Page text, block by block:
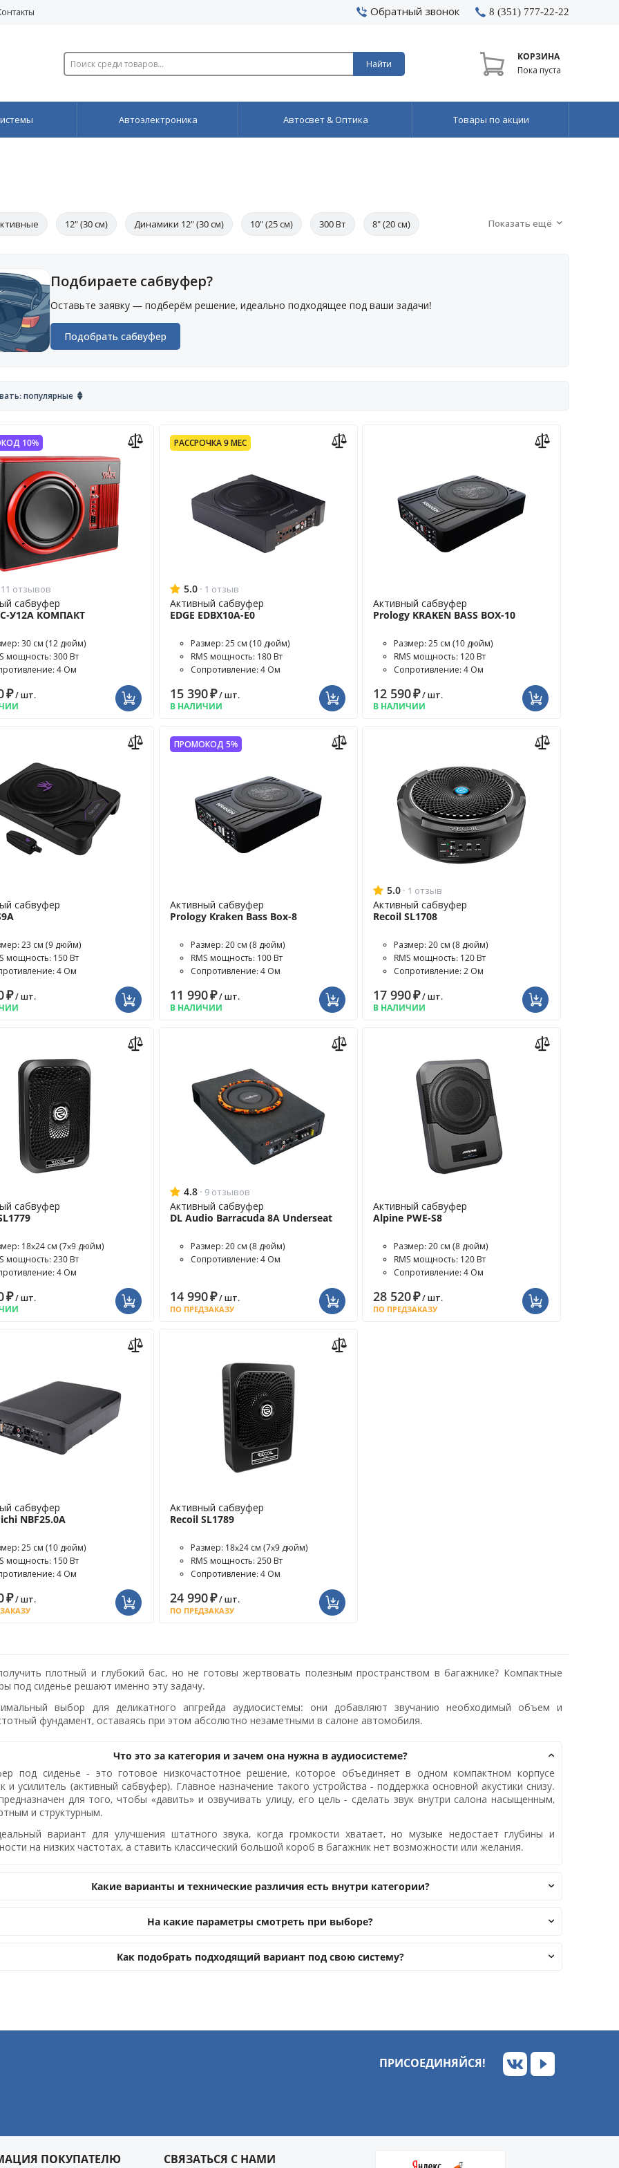
Обратный звонок 8 (351) 777-22-22
Найти
КОРЗИНА
Пока пуста
Автоэлектроника Автосвет & Оптика Товары по акции
12" (30 см) Динамики 12" (30 см) 10" (25 см) 300 Вт 8" (20 см) Показать ещё
Подбираете сабвуфер?
Оставьте заявку — подберём решение, идеально подходящее под ваши задачи!
Подобрать сабвуфер
популярные
10%
11 отзывов
сабвуфер
У12А КОМПАКТ
30 см (12 дюйм)
мощность: 300 Вт
4 Ом
₽/ шт.
РАССРОЧКА 9 МЕС
5.0 · 1 отзыв
Активный сабвуфер
EDGE EDBX10A-E0
Размер: 25 см (10 дюйм)
RMS мощность: 180 Вт
Сопротивление: 4 Ом
15 390₽/ шт.
В НАЛИЧИИ
Активный сабвуфер
Prology KRAKEN BASS BOX-10
Размер: 25 см (10 дюйм)
RMS мощность: 120 Вт
Сопротивление: 4 Ом
12 590₽/ шт.
В НАЛИЧИИ
сабвуфер
23 см (9 дюйм)
мощность: 150 Вт
4 Ом
₽/ шт.
ПРОМОКОД 5%
Активный сабвуфер
Prology Kraken Bass Box-8
Размер: 20 см (8 дюйм)
RMS мощность: 100 Вт
Сопротивление: 4 Ом
11 990₽/ шт.
В НАЛИЧИИ
5.0 · 1 отзыв
Активный сабвуфер
Recoil SL1708
Размер: 20 см (8 дюйм)
RMS мощность: 120 Вт
Сопротивление: 2 Ом
17 990₽/ шт.
В НАЛИЧИИ
сабвуфер
18x24 см (7x9 дюйм)
мощность: 230 Вт
4 Ом
₽/ шт.
4.8 · 9 отзывов
Активный сабвуфер
DL Audio Barracuda 8A Underseat
Размер: 20 см (8 дюйм)
Сопротивление: 4 Ом
14 990₽/ шт.
ПО ПРЕДЗАКАЗУ
Активный сабвуфер
Alpine PWE-S8
Размер: 20 см (8 дюйм)
RMS мощность: 120 Вт
Сопротивление: 4 Ом
28 520₽/ шт.
ПО ПРЕДЗАКАЗУ
сабвуфер
NBF25.0A
25 см (10 дюйм)
мощность: 150 Вт
4 Ом
₽/ шт.
Активный сабвуфер
Recoil SL1789
Размер: 18x24 см (7x9 дюйм)
RMS мощность: 250 Вт
Сопротивление: 4 Ом
24 990₽/ шт.
ПО ПРЕДЗАКАЗУ
плотный и глубокий бас, но не готовы жертвовать полезным пространством в багажнике? Компактные
под сиденье решают именно эту задачу.
выбор для деликатного апгрейда аудиосистемы: они добавляют звучанию необходимый объем и
фундамент, оставаясь при этом абсолютно незаметными в салоне автомобиля.
Что это за категория и зачем она нужна в аудиосистеме?
под сиденье - это готовое низкочастотное решение, которое объединяет в одном компактном корпусе
и усилитель (активный сабвуфер). Главное назначение такого устройства - поддержка основной акустики снизу.
для того, чтобы «давить» и озвучивать улицу, его цель - сделать звук внутри салона насыщенным,
и структурным.
вариант для улучшения штатного звука, когда громкости хватает, но музыке недостает глубины и
на низких частотах, а ставить классический большой короб в багажник нет возможности или желания.
Какие варианты и технические различия есть внутри категории?
На какие параметры смотреть при выборе?
Как подобрать подходящий вариант под свою систему?
ПРИСОЕДИНЯЙСЯ!
ПОКУПАТЕЛЮ СВЯЗАТЬСЯ С НАМИ